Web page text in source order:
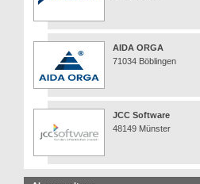
AIDA ORGA
71034 Böblingen
JCC Software
48149 Münster